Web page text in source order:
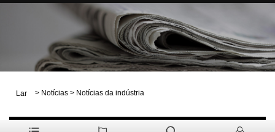
Lar > Notícias > Notícias da indústria